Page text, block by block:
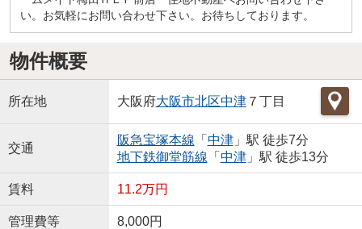
い。お気軽にお問い合わせ下さい。お待ちしております。
物件概要
所在地 大阪府大阪市北区中津７丁目
交通
阪急宝塚本線 「 中津」駅 徒歩7分
地下鉄御堂筋線 「 中津」駅 徒歩13分
賃料 11.2万円
管理費等 8,000円